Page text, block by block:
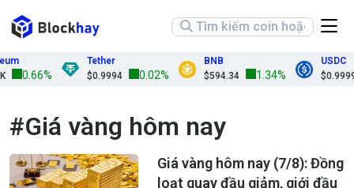
Tether
$0.9994
0.02%
BNB
$594.34
1.34%
USDC
$0.9999
#Giá vàng hôm nay
Giá vàng hôm nay (7/8): Đồng
loạt quay đầu giảm, giới đầu